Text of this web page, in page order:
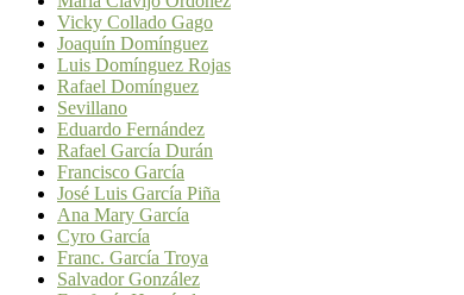
Vicky Collado Gago
Joaquín Domínguez
Luis Domínguez Rojas
Rafael Domínguez
Sevillano
Eduardo Fernández
Rafael García Durán
Francisco García
José Luis García Piña
Ana Mary García
Cyro García
Franc. García Troya
Salvador González